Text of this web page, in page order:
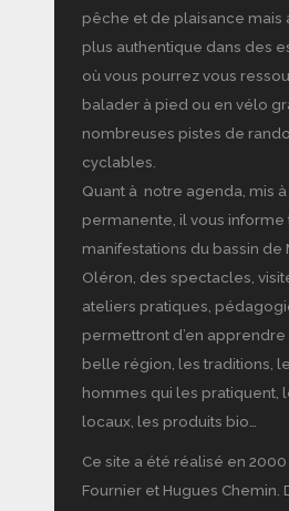
pêche et de plaisance mais
plus authentique dans des
où vous pourrez vous
balader à pied ou en vélo
nombreuses pistes de
cyclables.
Quant à notre agenda, mis
permanente, il vous informe
manifestations du bassin de
Oléron, des spectacles,
ateliers pratiques,
permettront d’en
belle région, les traditions,
hommes qui les pratiquent,
locaux, les produits bio…
Ce site a été réalisé en
Fournier et Hugues Chemin.